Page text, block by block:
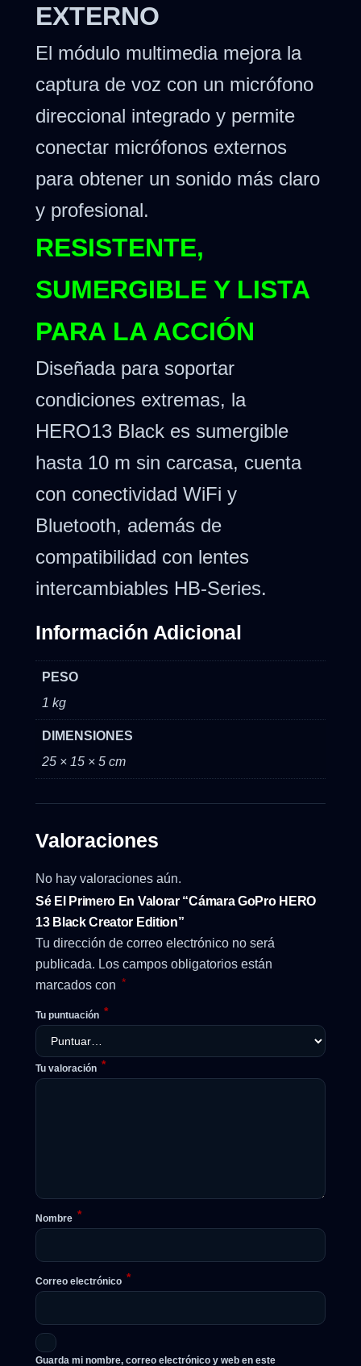
EXTERNO
El módulo multimedia mejora la
captura de voz con un micrófono
direccional integrado y permite
conectar micrófonos externos
para obtener un sonido más claro
y profesional.
RESISTENTE,
SUMERGIBLE Y LISTA
PARA LA ACCIÓN
Diseñada para soportar
condiciones extremas, la
HERO13 Black es sumergible
hasta 10 m sin carcasa, cuenta
con conectividad WiFi y
Bluetooth, además de
compatibilidad con lentes
intercambiables HB-Series.
Información Adicional
PESO
1 kg
DIMENSIONES
25 × 15 × 5 cm
Valoraciones
No hay valoraciones aún.
Sé El Primero En Valorar “Cámara GoPro HERO
13 Black Creator Edition”
Tu dirección de correo electrónico no será
publicada. Los campos obligatorios están
marcados con *
Tu puntuación *
Tu valoración *
Nombre *
Correo electrónico *
Guarda mi nombre, correo electrónico y web en este